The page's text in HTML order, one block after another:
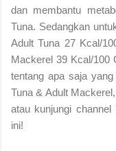
dan membantu
Tuna. Sedangkan
Adult Tuna 27 Kcal/
Mackerel 39 Kcal/100
tentang apa saja
Tuna & Adult
atau kunjungi
ini!